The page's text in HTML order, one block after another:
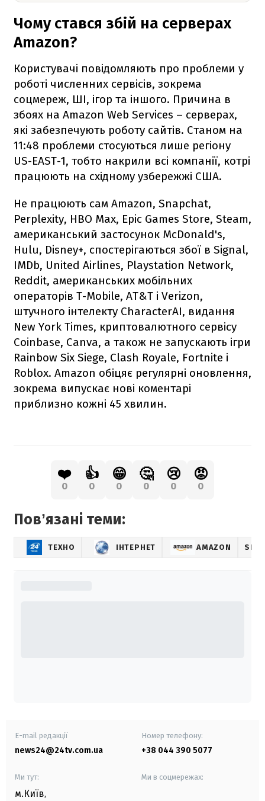
Чому стався збій на серверах
Amazon?
Користувачі повідомляють про проблеми у
роботі численних сервісів, зокрема
соцмереж, ШІ, ігор та іншого. Причина в
збоях на Amazon Web Services – серверах,
які забезпечують роботу сайтів. Станом на
11:48 проблеми стосуються лише регіону
US-EAST-1, тобто накрили всі компанії, котрі
працюють на східному узбережжі США.
Не працюють сам Amazon, Snapchat,
Perplexity, HBO Max, Epic Games Store, Steam,
американський застосунок McDonald's,
Hulu, Disney+, спостерігаються збої в Signal,
IMDb, United Airlines, Playstation Network,
Reddit, американських мобільних
операторів T-Mobile, AT&T і Verizon,
штучного інтелекту CharacterAI, видання
New York Times, криптовалютного сервісу
Coinbase, Canva, а також не запускають ігри
Rainbow Six Siege, Clash Royale, Fortnite і
Roblox. Amazon обіцяє регулярні оновлення,
зокрема випускає нові коментарі
приблизно кожні 45 хвилин.
❤️
0
👍
0
😁
0
🤔
0
😢
0
😡
0
Повʼязані теми:
ТЕХНО ІНТЕРНЕТ AMAZON
E-mail редакції
news24@24tv.com.ua
Номер телефону:
+38 044 390 5077
Ми тут:
м.Київ,
Ми в соцмережах: